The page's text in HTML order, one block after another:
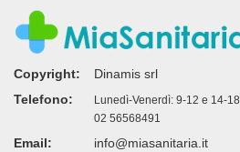
Copyright:
Dinamis srl
Telefono:
Lunedì-Venerdì: 9-12 e 14-18
02 56568491
Email: info@miasanitaria.it